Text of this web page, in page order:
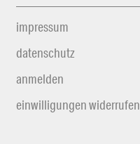
impressum
datenschutz
anmelden
einwilligungen widerrufen